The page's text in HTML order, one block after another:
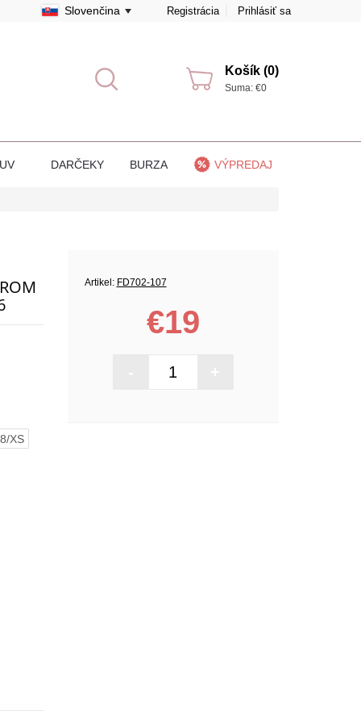
Slovenčina Registrácia Prihlásiť sa
Košík (0)
Suma: €0
DARČEKY BURZA VÝPREDAJ
XS
Artikel: FD702-107
€19